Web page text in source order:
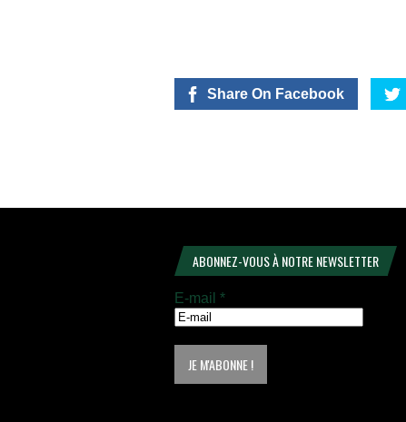
Share On Facebook
ABONNEZ-VOUS À NOTRE NEWSLETTER
E-mail *